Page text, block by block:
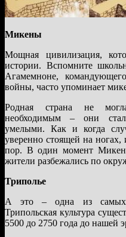
Микены
Мощная цивилизация,
истории. Вспомните
Агамемноне,
войны, часто упоминает
Родная страна не
необходимым – они
умелыми. Как и когда
уверенно стоящей на ногах,
пор. В один момент
жители разбежались по
Триполье
А это – одна из самых
Трипольская культура
5500 до 2750 года до нашей